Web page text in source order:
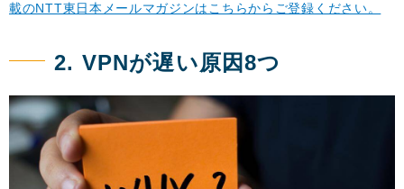
載のNTT東日本メールマガジンはこちらからご登録ください。
2. VPNが遅い原因8つ